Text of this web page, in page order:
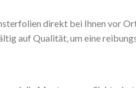
direkt bei Ihnen vor
auf Qualität, um eine